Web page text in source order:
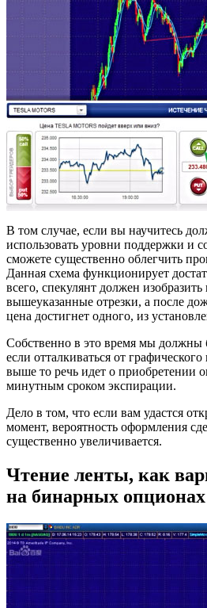
В том случае, если вы научитесь
использовать уровни поддержки и
сможете существенно облегчить
Данная схема функционирует
всего, спекулянт должен
вышеуказанные отрезки, а после
цена достигнет одного, из
Собственно в это время мы должны
если отталкиваться от
выше то речь идет о приобретении
минутным сроком экспирации.
Дело в том, что если вам удастся
момент, вероятность оформления
существенно увеличивается.
Чтение ленты, как
на бинарных опционах